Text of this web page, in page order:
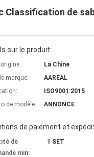
Classification de
sur le produit:
La Chine
marque:
AAREAL
ISO9001:2015
de modèle:
ANNONCE
de paiement et
de
min:
1 SET